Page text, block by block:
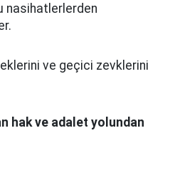
nasihatlerlerden
ve geçici zevklerini
hak ve adalet yolundan